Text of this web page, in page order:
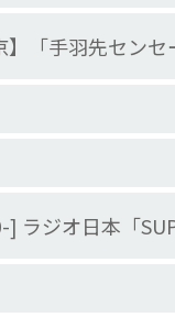
】「手羽先セン
] ラジオ日本「